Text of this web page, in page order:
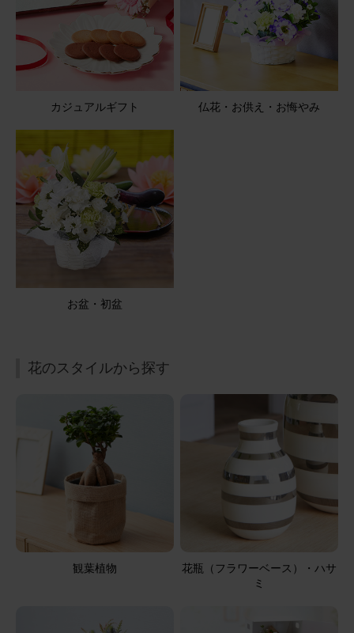
アレンジメント(ピンク) Mサイズ
ブルーミーユーザーさん
用途：
自宅用
好きなカラー
写真で見るよりボリュームもあり満足です。
アレンジメント(黄色) Mサイズ
50代
お誕生日のプレゼントに、色指定でお願いしました。１２
月のお誕生日に、クリスマスカラーも添えていただき、季
節感のある素敵なアレンジ。お相手にも喜んでいただき良
かったです。
アレンジメント(黄)Sサイズ Happy Birthdayバルーン付き
2025/08/21
ブルーミーユーザーさん
自宅用
カジュアルギフト 仏花・お供え・お悔やみ
お盆・初盆
花のスタイルから探す
観葉植物
花瓶（フラワーベース）・ハサ
ミ